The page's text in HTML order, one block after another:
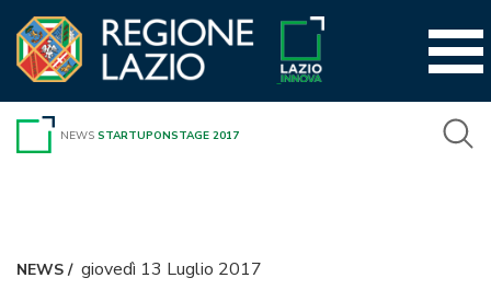
contenuto
NEWS STARTUPONSTAGE 2017
NEWS/ giovedì 13 Luglio 2017